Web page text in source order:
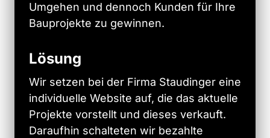
Umgehen und dennoch Kunden für
Bauprojekte zu gewinnen.
Lösung
Wir setzen bei der Firma Staudinger
individuelle Website auf, die das
Projekte vorstellt und dieses
Daraufhin schalteten wir